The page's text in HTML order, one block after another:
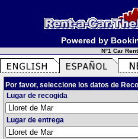
Powered by
N°1 Car
Por favor, seleccione los datos de
Lugar de recogida
Lugar de entrega